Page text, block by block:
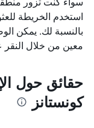
استخدم الخريطة
بالنسبة لك. يمكن
معين من خلال
حقائق حول
كونستانز